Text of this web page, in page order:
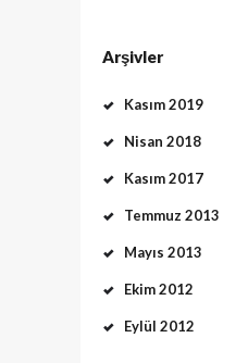
Arşivler
Kasım 2019
Nisan 2018
Kasım 2017
Temmuz 2013
Mayıs 2013
Ekim 2012
Eylül 2012